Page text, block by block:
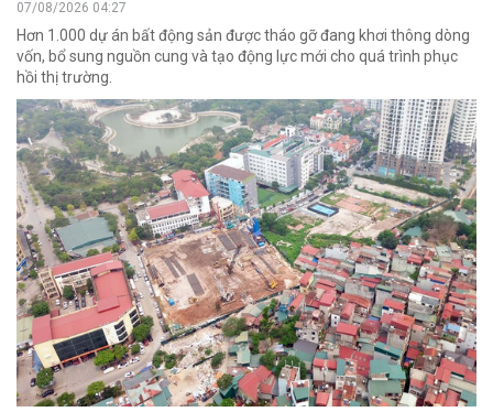
07/08/2026 04:27
Hơn 1.000 dự án bất động sản được tháo gỡ đang khơi thông dòng
vốn, bổ sung nguồn cung và tạo động lực mới cho quá trình phục
hồi thị trường.